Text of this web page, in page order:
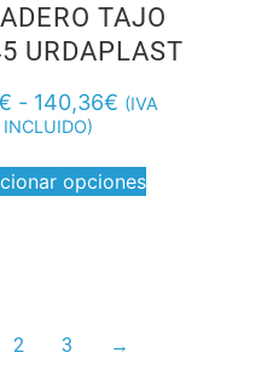
TAJO
URDAPLAST
- 140,36€ (IVA
INCLUIDO)
opciones
2 3 →